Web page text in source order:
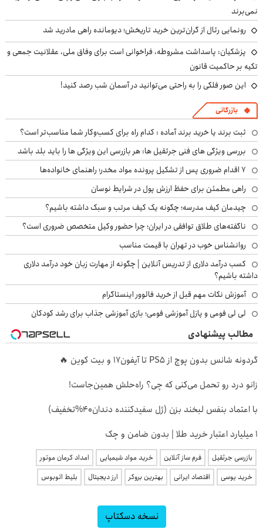
نمی‌برند
رونمایی رئال از گران‌ترین خرید تاریخش؛ دیومانده راهی مادرید شد
پزشکیان: پاسداشت مشروطه، فراخوانی است برای وفاق ملی، عقلانیت جمعی و
تکیه بر حاکمیت قانون
این صور فلکی را به راحتی می‌توانید در آسمان شب رصد کنید!
بازرگانی
ثبت برند یا خرید برند آماده : کدام راه برای کسب‌وکار شما مناسب‌تر است؟
بررسی ویژگی های فنی جرثقیل ها: هر بازرسی این ویژگی ها را باید بلد باشد
۷ اقدام ضروری پس از تشکیل پرونده مواد مخدر؛ راهنمای خانواده‌ها
راهی مطمئن برای حفظ ارزش پول در شرایط نوسان
چیدمان کیف مدرسه؛ چگونه یک کیف مرتب و سبک داشته باشیم؟
ناگفته‌های طلاق توافقی در ایران؛ چرا حضور وکیل متخصص ضروری است؟
روانشناس خوب در تهران با قیمت مناسب
کسب درآمد دلاری از تدریس آنلاین | چگونه از مهارت زبان خود درآمد دلاری
داشته باشیم؟
آموزش نکات مهم قبل از خرید فالوور اینستاگرام
لی لی فومی و پازل آموزشی فومی؛ بازی آموزشی جذاب برای رشد کودکان
مطالب پیشنهادی
گردونه شانس بدون پوچ از PS5 تا آیفون17 و بیت کوین 🔥
زانو درد رو تحمل می‌کنی که چی؟ راه‌حلش همین‌جاست!
با اعتماد بنفس لبخند بزن (ژل سفیدکننده دندان40%تخفیف)
۱ میلیارد اعتبار خرید طلا | بدون ضامن و چک
بازرسی جرثقیل فرم ساز آنلاین خرید مواد شیمیایی
امداد کرمان موتور
خرید یوسی
اقتصاد ایرانی بهترین بروکر ارز دیجیتال بلیط اتوبوس
نسخه دسکتاپ